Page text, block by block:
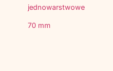
jednowarstwowe
70 mm